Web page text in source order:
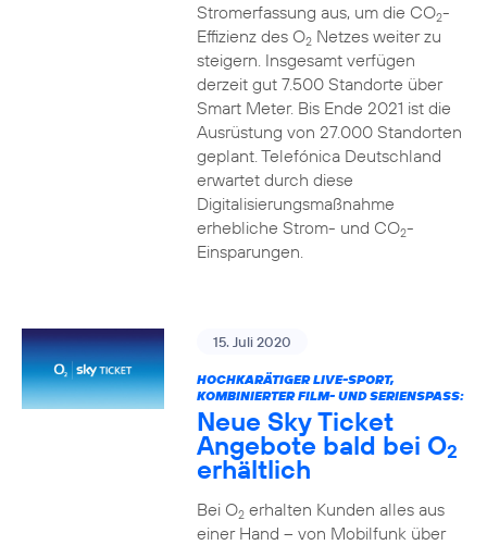
Stromerfassung aus, um die CO2-
Effizienz des O2Netzes weiter zu
steigern. Insgesamt verfügen
derzeit gut 7.500 Standorte über
Smart Meter. Bis Ende 2021 ist die
Ausrüstung von 27.000 Standorten
geplant. Telefónica Deutschland
erwartet durch diese
Digitalisierungsmaßnahme
erhebliche Strom- und CO2-
Einsparungen.
15. Juli 2020
HOCHKARÄTIGER LIVE-SPORT,
KOMBINIERTER FILM- UND SERIENSPASS:
Neue Sky Ticket
Angebote bald bei O2
erhältlich
Bei O2erhalten Kunden alles aus
einer Hand – von Mobilfunk über